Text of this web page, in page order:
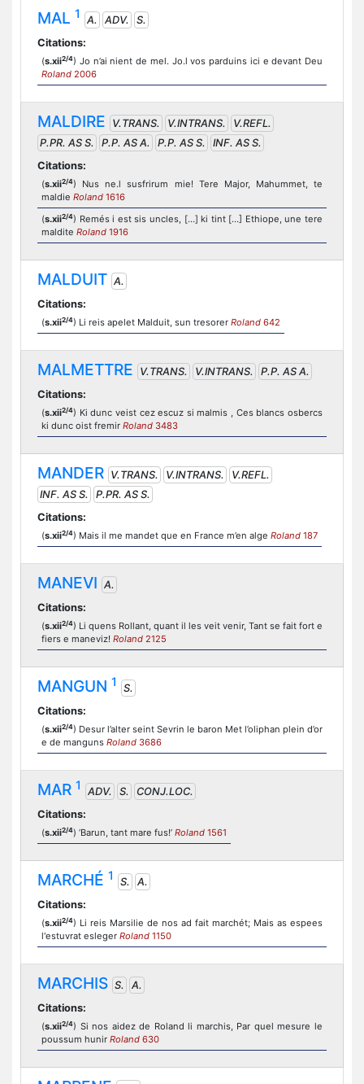
MAL 1 A. ADV.
S.
Citations:
(s.xii2/4) Jo n’ai nient de mel. Jo.l vos parduins ici e devant Deu
Roland 2006
MALDIRE V.TRANS. V.INTRANS.
V.REFL.
P.PR. AS S.
P.P. AS A. P.P. AS S.
INF. AS S.
Citations:
(s.xii2/4) Nus ne.l susfrirum mie! Tere Major, Mahummet, te
maldie Roland 1616
(s.xii2/4) Remés i est sis uncles, […] ki tint […] Ethiope, une tere
maldite Roland 1916
MALDUIT A.
Citations:
(s.xii2/4) Li reis apelet Malduit, sun tresorer Roland 642
MALMETTRE V.TRANS. V.INTRANS.
P.P. AS A.
Citations:
(s.xii2/4) Ki dunc veist cez escuz si malmis , Ces blancs osbercs
ki dunc oist fremir Roland 3483
MANDER V.TRANS. V.INTRANS.
V.REFL.
INF. AS S.
P.PR. AS S.
Citations:
(s.xii2/4) Mais il me mandet que en France m’en alge Roland 187
MANEVI A.
Citations:
(s.xii2/4) Li quens Rollant, quant il les veit venir, Tant se fait fort e
fiers e maneviz! Roland 2125
MANGUN 1
S.
Citations:
(s.xii2/4) Desur l’alter seint Sevrin le baron Met l’oliphan plein d’or
e de manguns Roland 3686
MAR 1 ADV. S.
CONJ.LOC.
Citations:
(s.xii2/4) ‘Barun, tant mare fus!’ Roland 1561
MARCHÉ 1 S.
A.
Citations:
(s.xii2/4) Li reis Marsilie de nos ad fait marchét; Mais as espees
l'estuvrat esleger Roland 1150
MARCHIS S.
A.
Citations:
(s.xii2/4) Si nos aidez de Roland li marchis, Par quel mesure le
poussum hunir Roland 630